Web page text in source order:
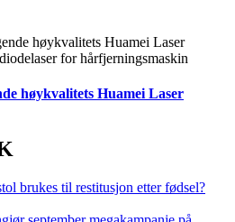
høykvalitets Huamei Laser